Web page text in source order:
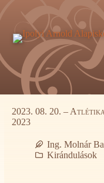
tartalomra
2023. 08. 20. –
2023
Ing. Molnár
Kirándulások